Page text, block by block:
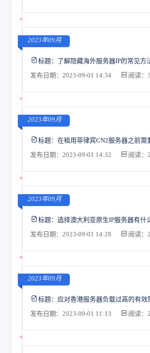
2023年09月
标题： 了解隐藏海外服务器IP的常见方
发布日期：2023-09-01 14:34
阅读：
2023年09月
标题： 在租用菲律宾CN2服务器之前需
发布日期：2023-09-01 14:32
阅读：
2023年09月
标题： 选择澳大利亚原生IP服务器有什
发布日期：2023-09-01 14:28
阅读：
2023年09月
标题： 应对香港服务器负载过高的有效
发布日期：2023-09-01 11:13
阅读：